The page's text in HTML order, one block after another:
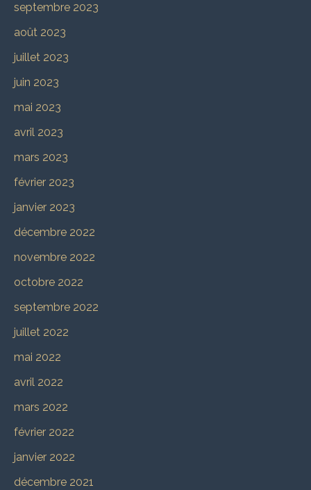
septembre 2023
août 2023
juillet 2023
juin 2023
mai 2023
avril 2023
mars 2023
février 2023
janvier 2023
décembre 2022
novembre 2022
octobre 2022
septembre 2022
juillet 2022
mai 2022
avril 2022
mars 2022
février 2022
janvier 2022
décembre 2021